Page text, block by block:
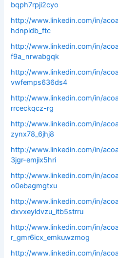
bqph7rpji2cyo
http://www.linkedin.com/in/
hdnpldb_ftc
http://www.linkedin.com/in/
f9a_nrwabgqk
http://www.linkedin.com/in/
vwfemps636ds4
http://www.linkedin.com/in/
rrceckqcz-rg
http://www.linkedin.com/in/
zynx78_6jhj8
http://www.linkedin.com/in/
3jgr-emjix5hri
http://www.linkedin.com/in/
o0ebagmgtxu
http://www.linkedin.com/in/
dxvxeyldvzu_itb5strru
http://www.linkedin.com/in/
r_gmr6icx_emkuwzmog
http://www.linkedin.com/in/